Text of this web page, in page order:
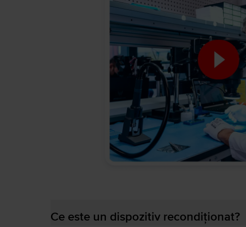
Ce este un dispozitiv recondiționat?